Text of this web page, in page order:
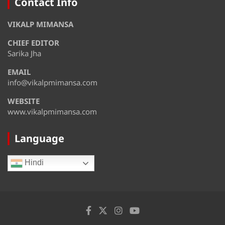
Wednesday
August 13
Thursday
August 14
Friday
VIKALP MIMANSA
CHIEF EDITOR
Sarika Jha
EMAIL
info@vikalpmimansa.com
WEBSITE
www.vikalpmimansa.com
Language
Hindi